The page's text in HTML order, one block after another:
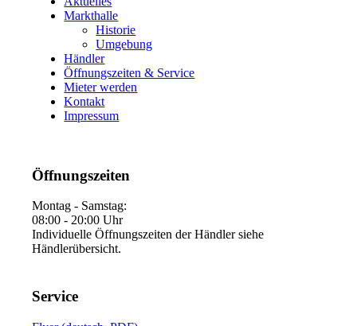
Markthalle
Historie
Umgebung
Händler
Öffnungszeiten & Service
Mieter werden
Kontakt
Impressum
Öffnungszeiten
Montag - Samstag:
08:00 - 20:00 Uhr
Individuelle Öffnungszeiten der Händler siehe
Händlerübersicht.
Service